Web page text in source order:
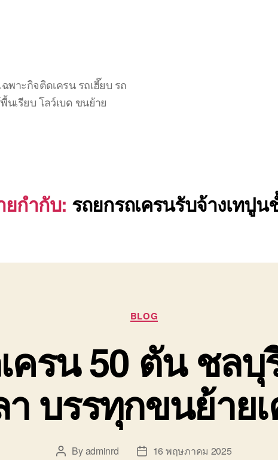
พาะกิจติดเครน รถเฮี๊ยบ รถ
นเรียบ โลว์เบด ขนย้าย
ยกำกับ: รถยกรถเครนรับจ้างเทปูน
Categories
BLOG
ครน 50 ตัน ชลบุ
า บรรทุกขนย้าย
Post
Byadminrd
Post16 พฤษภาคม 2025